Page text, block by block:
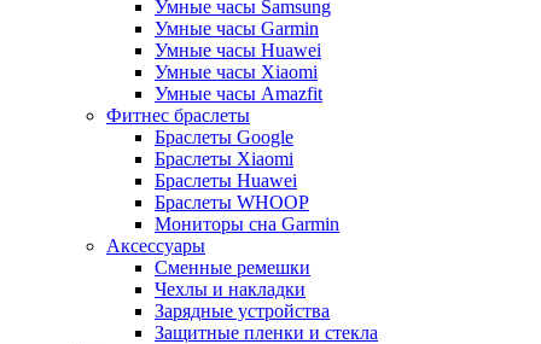
Умные часы Samsung
Умные часы Garmin
Умные часы Huawei
Умные часы Xiaomi
Умные часы Amazfit
Фитнес браслеты
Браслеты Google
Браслеты Xiaomi
Браслеты Huawei
Браслеты WHOOP
Мониторы сна Garmin
Аксессуары
Сменные ремешки
Чехлы и накладки
Зарядные устройства
Защитные пленки и стекла